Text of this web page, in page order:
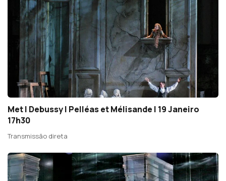
Met | Debussy | Pelléas et Mélisande | 19 Janeiro
17h30
Transmissão direta